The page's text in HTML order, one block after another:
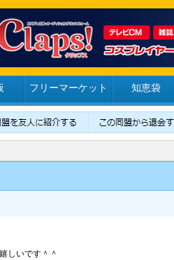
フリーマーケット 知恵袋
しいです＾＾